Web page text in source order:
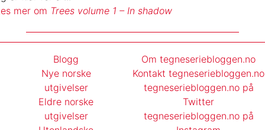
mer om Trees volume 1 – In shadow
Blogg
Nye norske
utgivelser
Eldre norske
utgivelser
Om tegneseriebloggen.no
Kontakt tegneseriebloggen.no
tegneseriebloggen.no på
Twitter
tegneseriebloggen.no på